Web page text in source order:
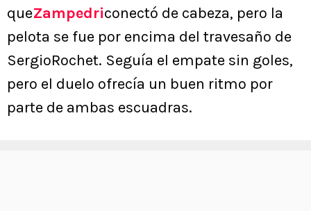
queZampedriconectó de cabeza, pero la
pelota se fue por encima del travesaño de
SergioRochet. Seguía el empate sin goles,
pero el duelo ofrecía un buen ritmo por
parte de ambas escuadras.